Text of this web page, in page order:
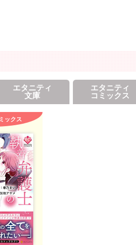
エタニティ
文庫
エタニティ
コミックス
ックス